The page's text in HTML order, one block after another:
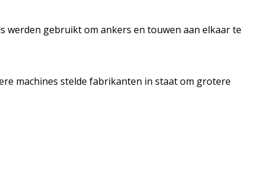
werden gebruikt om ankers en touwen aan elkaar te
machines stelde fabrikanten in staat om grotere